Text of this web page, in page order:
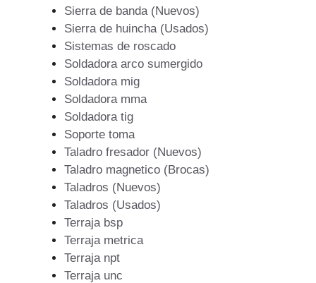
Sierra de banda (Nuevos)
Sierra de huincha (Usados)
Sistemas de roscado
Soldadora arco sumergido
Soldadora mig
Soldadora mma
Soldadora tig
Soporte toma
Taladro fresador (Nuevos)
Taladro magnetico (Brocas)
Taladros (Nuevos)
Taladros (Usados)
Terraja bsp
Terraja metrica
Terraja npt
Terraja unc